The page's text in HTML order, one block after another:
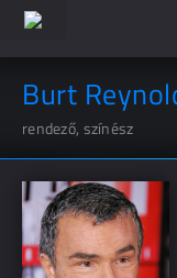
Burt
rendező, színész